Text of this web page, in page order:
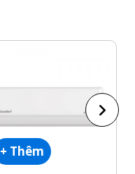
+ Thêm